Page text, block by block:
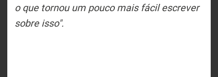
o que tornou um pouco mais fácil escrever
sobre isso".